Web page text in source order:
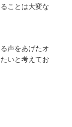
ことは大変な
声をあげたオ
いと考えてお